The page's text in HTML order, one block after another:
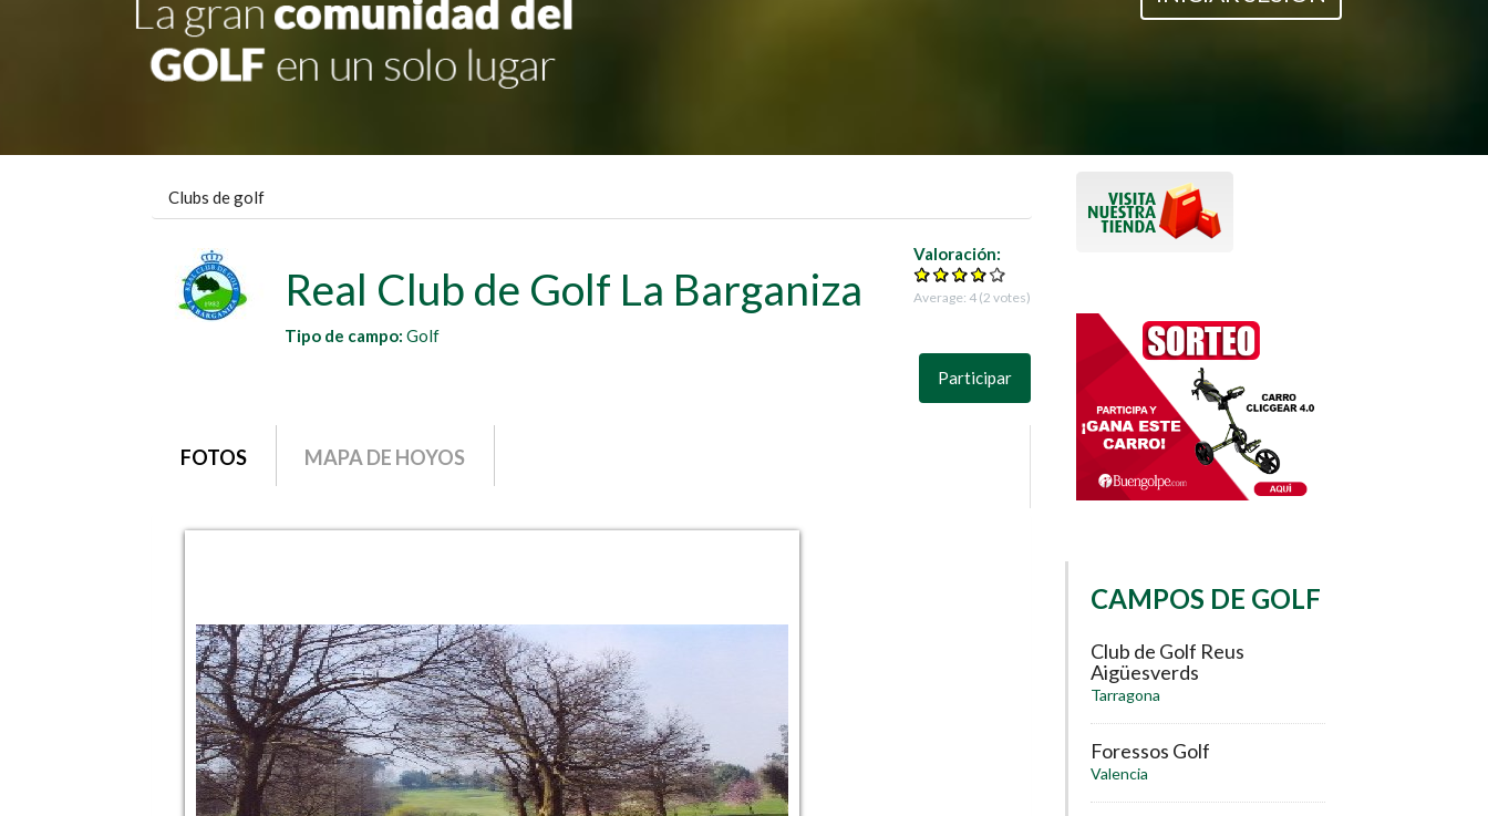
Clubs de golf
Valoración:
Average: 4 (2 votes)
Real Club de Golf La Barganiza
Tipo de campo: Golf
Participar
grupo1
FOTOS MAPA DE HOYOS
CAMPOS DE GOLF
Club de Golf Reus
Aigüesverds
Tarragona
Foressos Golf
Valencia